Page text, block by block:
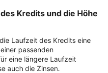
Kredits und die Höhe
Laufzeit des Kredits eine
passenden
eine längere Laufzeit
auch die Zinsen.